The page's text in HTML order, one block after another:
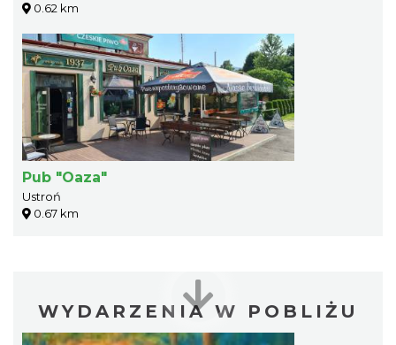
0.62 km
Pub "Oaza"
Ustroń
0.67 km
WYDARZENIA W POBLIŻU